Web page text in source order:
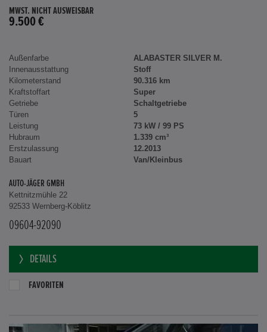
MWST. NICHT AUSWEISBAR
9.500 €
Außenfarbe
ALABASTER SILVER M.
Innenausstattung
Stoff
Kilometerstand
90.316 km
Kraftstoffart
Super
Getriebe
Schaltgetriebe
Türen
5
Leistung
73 kW / 99 PS
Hubraum
1.339 cm³
Erstzulassung
12.2013
Bauart
Van/Kleinbus
AUTO-JÄGER GMBH
Kettnitzmühle 22
92533 Wernberg-Köblitz
09604-92090
DETAILS
FAVORITEN